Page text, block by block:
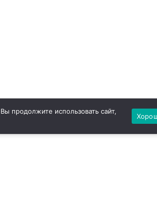
продолжите использовать сайт,